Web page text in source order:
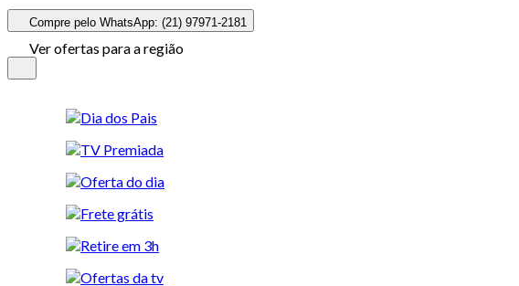
Compre pelo WhatsApp: (21) 97971-2181
Ver ofertas para a região